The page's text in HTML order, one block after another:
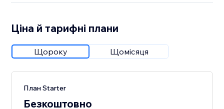
Ціна й тарифні плани
Щороку Щомісяця
План Starter
Безкоштовно